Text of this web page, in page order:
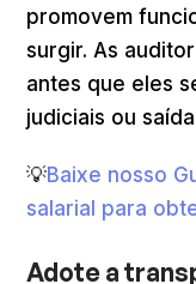
promovem
surgir. As
antes que eles
judiciais ou
💡Baixe nosso
salarial para
Adote a